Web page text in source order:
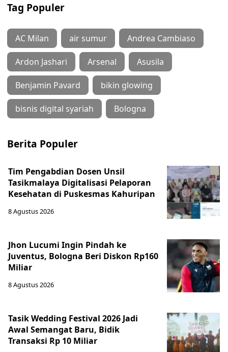
Tag Populer
AC Milan air sumur Andrea Cambiaso
Ardon Jashari Arsenal Asusila
Benjamin Pavard bikin glowing
bisnis digital syariah Bologna
Berita Populer
Tim Pengabdian Dosen Unsil
Tasikmalaya Digitalisasi Pelaporan
Kesehatan di Puskesmas Kahuripan
8 Agustus 2026
Jhon Lucumi Ingin Pindah ke
Juventus, Bologna Beri Diskon Rp160
Miliar
8 Agustus 2026
Tasik Wedding Festival 2026 Jadi
Awal Semangat Baru, Bidik
Transaksi Rp 10 Miliar